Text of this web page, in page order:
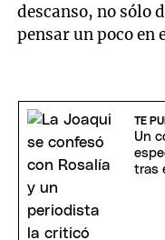
descanso, no sólo
pensar un poco en
TE
Un
tras